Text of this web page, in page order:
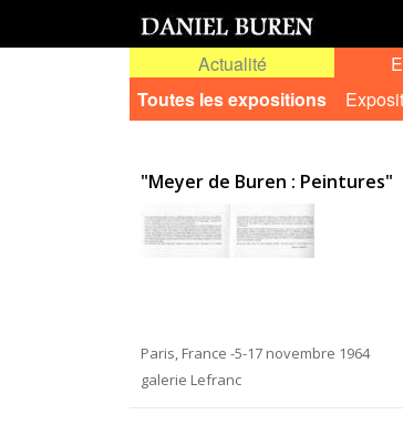
Actualité
Toutes les expositions
"Meyer de Buren : Peintures"
Paris, France -5-17 novembre 1964
galerie Lefranc